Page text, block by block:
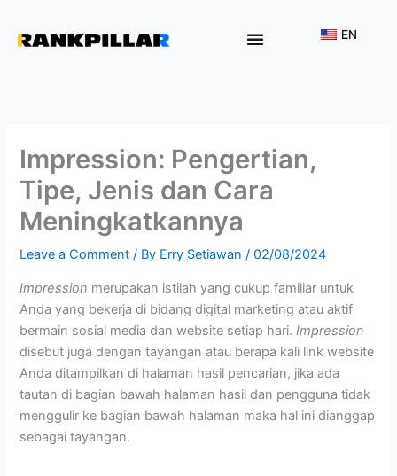
konten
EN
Impression: Pengertian,
Tipe, Jenis dan Cara
Meningkatkannya
Leave a Comment / By Erry Setiawan/02/08/2024
Impression merupakan istilah yang cukup familiar untuk
Anda yang bekerja di bidang digital marketing atau aktif
bermain sosial media dan website setiap hari.Impression
disebut juga dengan tayangan atau berapa kali link website
Anda ditampilkan di halaman hasil pencarian, jika ada
tautan di bagian bawah halaman hasil dan pengguna tidak
menggulir ke bagian bawah halaman maka hal ini dianggap
sebagai tayangan.